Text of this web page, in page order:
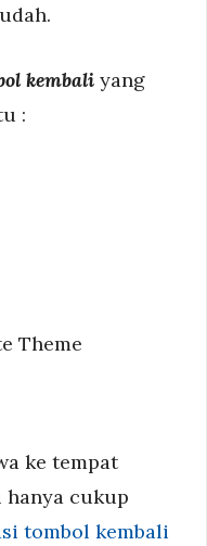
kembali yang
:
Theme
ke tempat
hanya cukup
tombol kembali